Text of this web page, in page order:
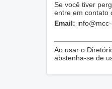
Se você tiver
entre em contato
Email:
Ao usar o
abstenha-se de